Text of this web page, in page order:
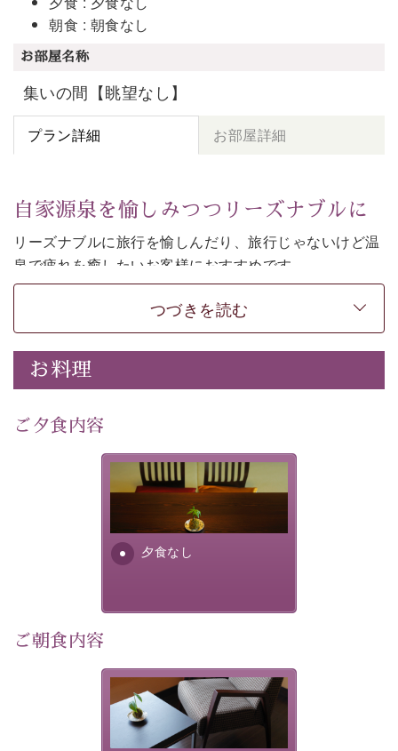
朝食 : 朝食なし
お部屋名称
集いの間【眺望なし】
プラン詳細 お部屋詳細
自家源泉を愉しみつつリーズナブルに
リーズナブルに旅行を愉しんだり、旅行じゃないけど温
泉で疲れを癒したいお客様におすすめです。
和モダンの落ち着くお部屋でお休みください。
-----------【安心への取り組み】----------
個室料亭、貸切風呂のご利用が可能な上、 安心安全にご
徹底した衛生管理を行っております。
-------------------------------------------------
・諏訪大社4社を巡る無料参拝バス（事前予約制）
・館内着をご用意
・駐車場完備
・チェックイン15時、チェックアウト10時
自家源泉「美翠源泉」は酸化の進みが遅く新鮮で若返り
つづきを読む
お料理
ご夕食内容
夕食なし
夕食なしご夕食を追加される
場合は、二食付きのプランを
お選びくださいませ。
ご朝食内容
朝食なし。ご朝食を付ける場
合は朝食付きのプランをお選
びくださいませ。